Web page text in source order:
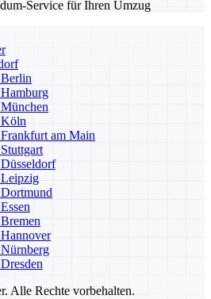
Service für Ihren Umzug
am Main
Alle Rechte vorbehalten.